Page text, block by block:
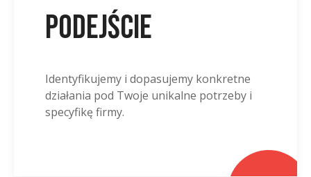
podejście
Identyfikujemy i dopasujemy konkretne
działania pod Twoje unikalne potrzeby i
specyfikę firmy.